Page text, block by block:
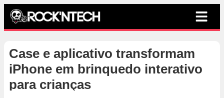
Case e aplicativo transformam
iPhone em brinquedo interativo
para crianças